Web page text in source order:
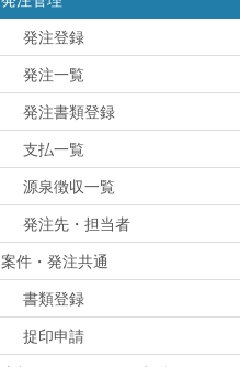
発注登録
発注一覧
発注書類登録
支払一覧
源泉徴収一覧
発注先・担当者
案件・発注共通
書類登録
捉印申請